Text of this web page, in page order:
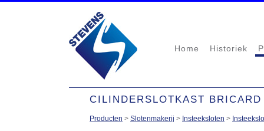
Home Historiek
CILINDERSLOTKAST
Producten > Slotenmakerij > Insteeksloten >